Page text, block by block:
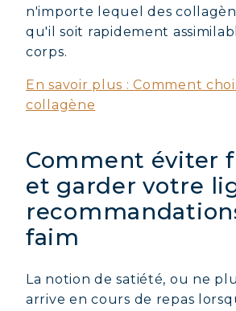
n'importe lequel des
qu'il soit rapidement
corps.
En savoir plus : Comment
collagène
Comment éviter
et garder votre
faim
La notion de satiété, ou ne
arrive en cours de repas